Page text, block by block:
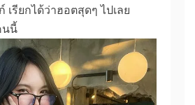
เรียกได้ว่าฮอตสุดๆ ไปเลย
นนี้